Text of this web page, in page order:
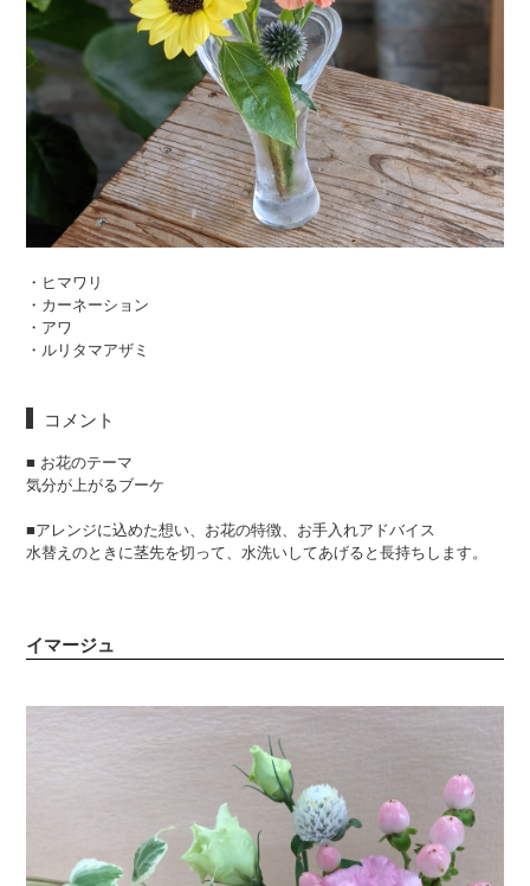
・ヒマワリ
・カーネーション
・アワ
・ルリタマアザミ
コメント
■ お花のテーマ
気分が上がるブーケ
■アレンジに込めた想い、お花の特徴、お手入れアドバイス
水替えのときに茎先を切って、水洗いしてあげると長持ちします。
イマージュ